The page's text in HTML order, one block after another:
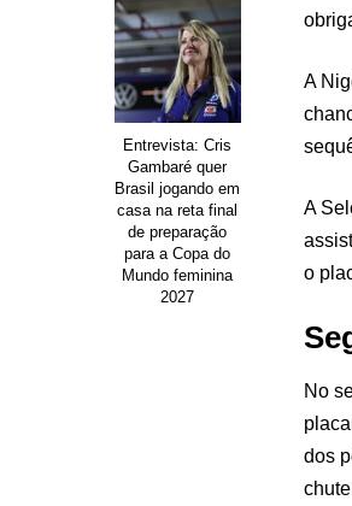
Entrevista: Cris
Gambaré quer
Brasil jogando em
casa na reta final
de preparação
para a Copa do
Mundo feminina
2027
A
A
o
No
dos